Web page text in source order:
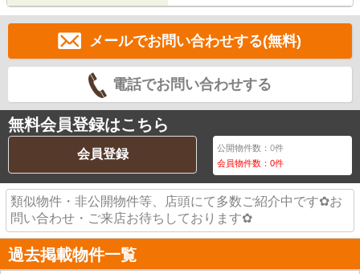
メールでお問い合わせする(無料)
電話でお問い合わせする
無料会員登録はこちら
会員登録 公開物件数：0件
会員物件数：0件
類似物件・非公開物件等、店頭にて多数ご紹介中です✿お
問い合わせ・ご来店お待ちしております✿
過去掲載物件一覧